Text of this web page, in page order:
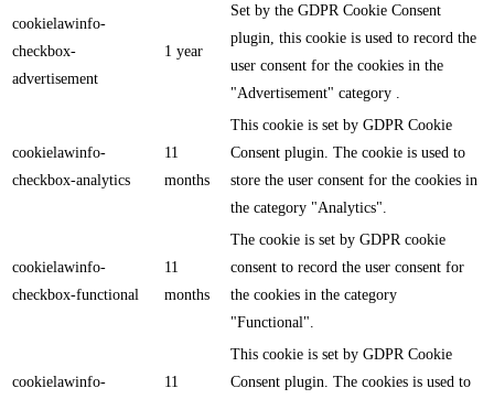
cookielawinfo-
checkbox-
advertisement
1 year
Set by the GDPR Cookie Consent
plugin, this cookie is used to record the
user consent for the cookies in the
"Advertisement" category .
cookielawinfo-
checkbox-analytics
11
months
This cookie is set by GDPR Cookie
Consent plugin. The cookie is used to
store the user consent for the cookies in
the category "Analytics".
cookielawinfo-
checkbox-functional
11
months
The cookie is set by GDPR cookie
consent to record the user consent for
the cookies in the category
"Functional".
cookielawinfo-
11
This cookie is set by GDPR Cookie
Consent plugin. The cookies is used to